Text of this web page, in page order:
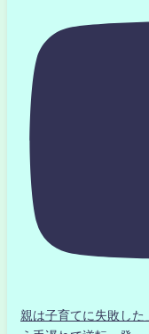
親は子育てに失敗した